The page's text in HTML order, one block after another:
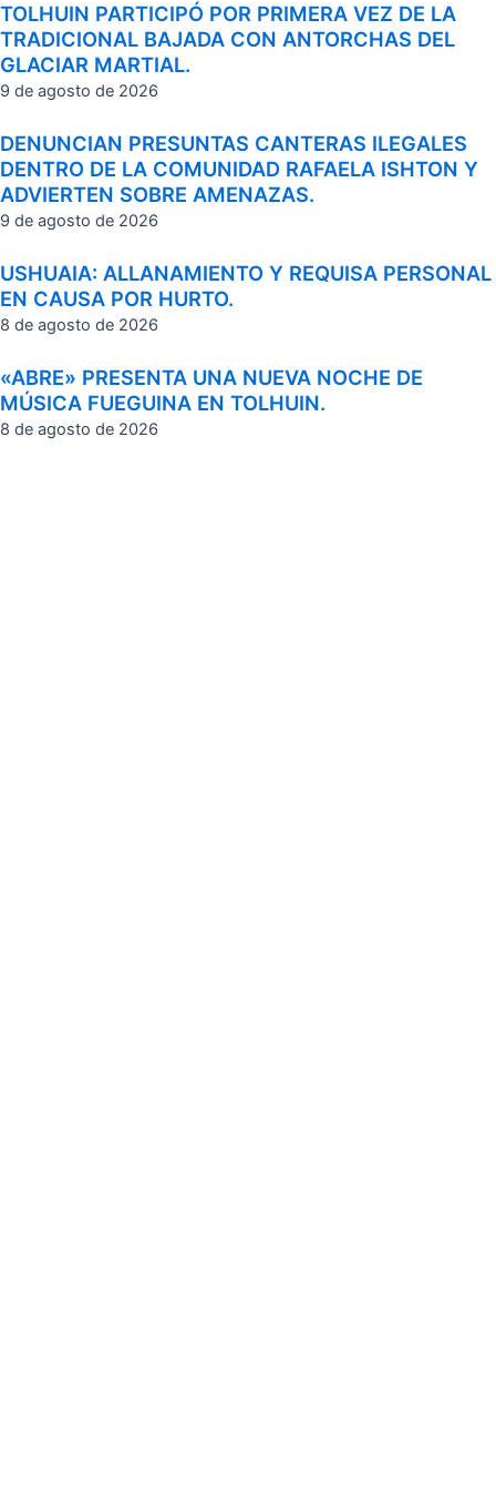
TOLHUIN PARTICIPÓ POR PRIMERA VEZ DE LA
TRADICIONAL BAJADA CON ANTORCHAS DEL
GLACIAR MARTIAL.
9 de agosto de 2026
DENUNCIAN PRESUNTAS CANTERAS ILEGALES
DENTRO DE LA COMUNIDAD RAFAELA ISHTON Y
ADVIERTEN SOBRE AMENAZAS.
9 de agosto de 2026
USHUAIA: ALLANAMIENTO Y REQUISA PERSONAL
EN CAUSA POR HURTO.
8 de agosto de 2026
«ABRE» PRESENTA UNA NUEVA NOCHE DE
MÚSICA FUEGUINA EN TOLHUIN.
8 de agosto de 2026